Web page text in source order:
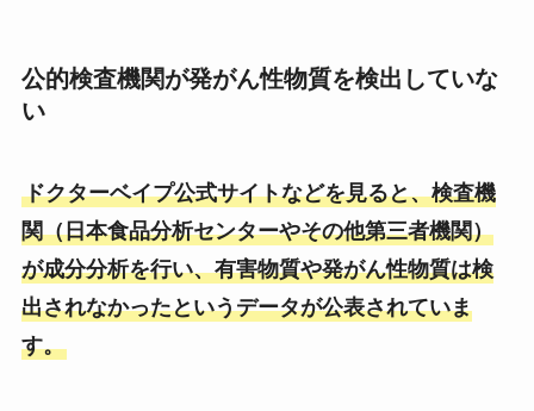
公的検査機関が発がん性物質を検出していな
い
ドクターベイプ公式サイトなどを見ると、検査機
関（日本食品分析センターやその他第三者機関）
が成分分析を行い、有害物質や発がん性物質は検
出されなかったというデータが公表されていま
す。